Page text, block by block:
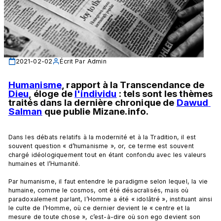
2021-02-02 Écrit Par Admin
Humanisme
Dieu, éloge de l'individu : tels sont les thèmes
traités dans la dernière chronique de Dawud
Salman que publie Mizane.info.
Dans les débats relatifs à la modernité et à la Tradition, il est
souvent question « d’humanisme », or, ce terme est souvent
chargé idéologiquement tout en étant confondu avec les valeurs
humaines et l’Humanité.
Par humanisme, il faut entendre le paradigme selon lequel, la vie
humaine, comme le cosmos, ont été désacralisés, mais où
paradoxalement parlant, l’Homme a été « idolâtré », instituant ainsi
le culte de l’Homme, où ce dernier devient le « centre et la
mesure de toute chose », c’est-à-dire où son ego devient son